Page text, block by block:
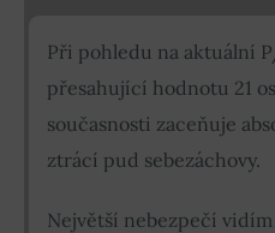
Při pohledu na aktuální
přesahující hodnotu 21
současnosti zaceňuje
ztrácí pud sebezáchovy.
Největší nebezpečí